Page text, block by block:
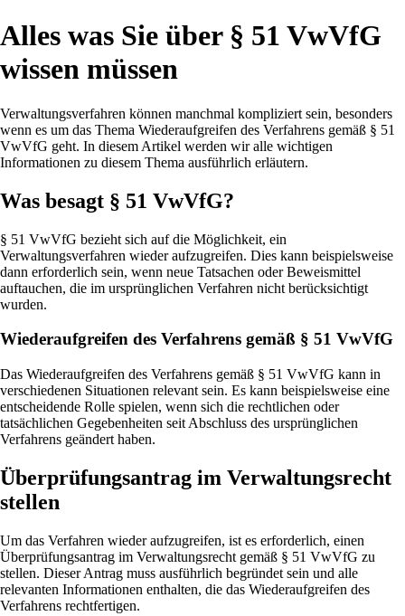
Alles was Sie über § 51 VwVfG
wissen müssen
Verwaltungsverfahren können manchmal kompliziert sein, besonders
wenn es um das Thema Wiederaufgreifen des Verfahrens gemäß § 51
VwVfG geht. In diesem Artikel werden wir alle wichtigen
Informationen zu diesem Thema ausführlich erläutern.
Was besagt § 51 VwVfG?
§ 51 VwVfG bezieht sich auf die Möglichkeit, ein
Verwaltungsverfahren wieder aufzugreifen. Dies kann beispielsweise
dann erforderlich sein, wenn neue Tatsachen oder Beweismittel
auftauchen, die im ursprünglichen Verfahren nicht berücksichtigt
wurden.
Wiederaufgreifen des Verfahrens gemäß § 51 VwVfG
Das Wiederaufgreifen des Verfahrens gemäß § 51 VwVfG kann in
verschiedenen Situationen relevant sein. Es kann beispielsweise eine
entscheidende Rolle spielen, wenn sich die rechtlichen oder
tatsächlichen Gegebenheiten seit Abschluss des ursprünglichen
Verfahrens geändert haben.
Überprüfungsantrag im Verwaltungsrecht
stellen
Um das Verfahren wieder aufzugreifen, ist es erforderlich, einen
Überprüfungsantrag im Verwaltungsrecht gemäß § 51 VwVfG zu
stellen. Dieser Antrag muss ausführlich begründet sein und alle
relevanten Informationen enthalten, die das Wiederaufgreifen des
Verfahrens rechtfertigen.